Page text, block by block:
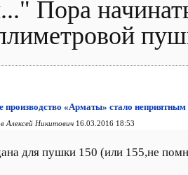
Пора
производство «Арматы» стало
Алексей Никитович 16.03.2016 18:53
для пушки 150 (или 155,не